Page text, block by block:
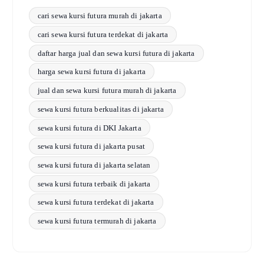
cari sewa kursi futura murah di jakarta
cari sewa kursi futura terdekat di jakarta
daftar harga jual dan sewa kursi futura di jakarta
harga sewa kursi futura di jakarta
jual dan sewa kursi futura murah di jakarta
sewa kursi futura berkualitas di jakarta
sewa kursi futura di DKI Jakarta
sewa kursi futura di jakarta pusat
sewa kursi futura di jakarta selatan
sewa kursi futura terbaik di jakarta
sewa kursi futura terdekat di jakarta
sewa kursi futura termurah di jakarta